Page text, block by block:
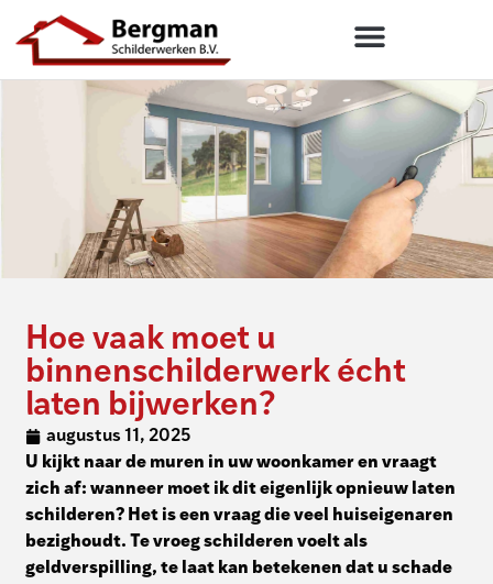
Hoe vaak moet u
binnenschilderwerk écht
laten bijwerken?
augustus 11, 2025
U kijkt naar de muren in uw woonkamer en vraagt
zich af: wanneer moet ik dit eigenlijk opnieuw laten
schilderen? Het is een vraag die veel huiseigenaren
bezighoudt. Te vroeg schilderen voelt als
geldverspilling, te laat kan betekenen dat u schade